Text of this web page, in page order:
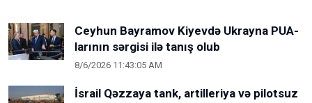
Ceyhun Bayramov Kiyevdə Ukrayna PUA-
larının sərgisi ilə tanış olub
8/6/2026 11:43:05 AM
İsrail Qəzzaya tank, artilleriya və pilotsuz